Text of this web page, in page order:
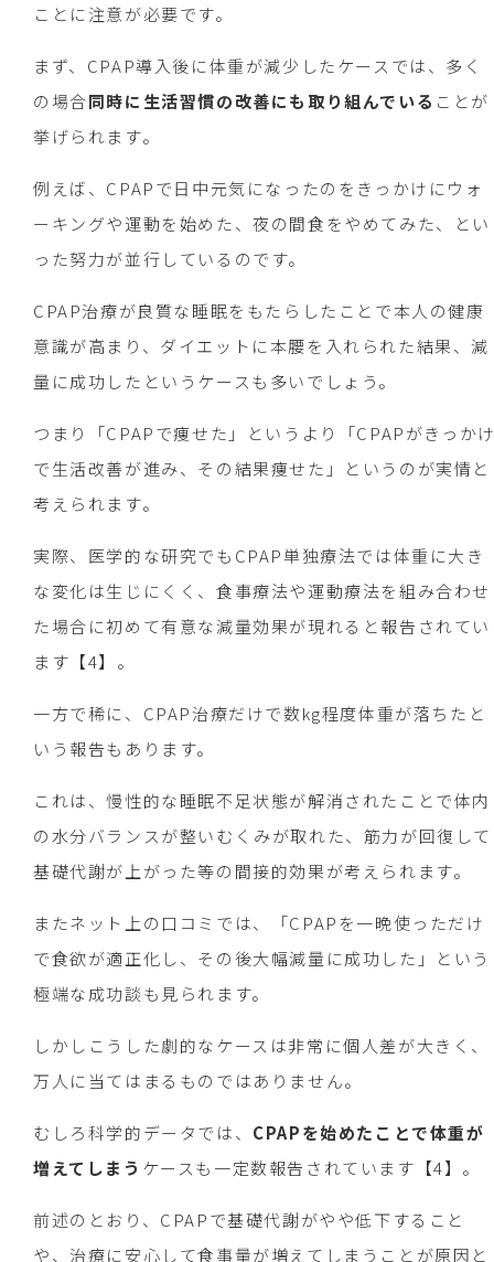
ことに注意が必要です。
まず、CPAP導入後に体重が減少したケースでは、多く
の場合同時に生活習慣の改善にも取り組んでいる ことが
挙げられます。
例えば、CPAPで日中元気になったのをきっかけにウォ
ーキングや運動を始めた、夜の間食をやめてみた、とい
った努力が並行しているのです。
CPAP治療が良質な睡眠をもたらしたことで本人の健康
意識が高まり、ダイエットに本腰を入れられた結果、減
量に成功したというケースも多いでしょう。
つまり「CPAPで痩せた」というより「CPAPがきっか
で生活改善が進み、その結果痩せた」というのが実情と
考えられます。
実際、医学的な研究でもCPAP単独療法では体重に大き
な変化は生じにくく、食事療法や運動療法を組み合わせ
た場合に初めて有意な減量効果が現れると報告されてい
ます【4】。
一方で稀に、CPAP治療だけで数kg程度体重が落ちたと
いう報告もあります。
これは、慢性的な睡眠不足状態が解消されたことで体内
の水分バランスが整いむくみが取れた、筋力が回復して
基礎代謝が上がった等の間接的効果が考えられます。
またネット上の口コミでは、「CPAPを一晩使っただけ
で食欲が適正化し、その後大幅減量に成功した」という
極端な成功談も見られます。
しかしこうした劇的なケースは非常に個人差が大きく、
万人に当てはまるものではありません。
むしろ科学的データでは、 CPAPを始めたことで体重が
増えてしまう ケースも一定数報告されています【4】。
前述のとおり、CPAPで基礎代謝がやや低下すること
や、治療に安心して食事量が増えてしまうことが原因と